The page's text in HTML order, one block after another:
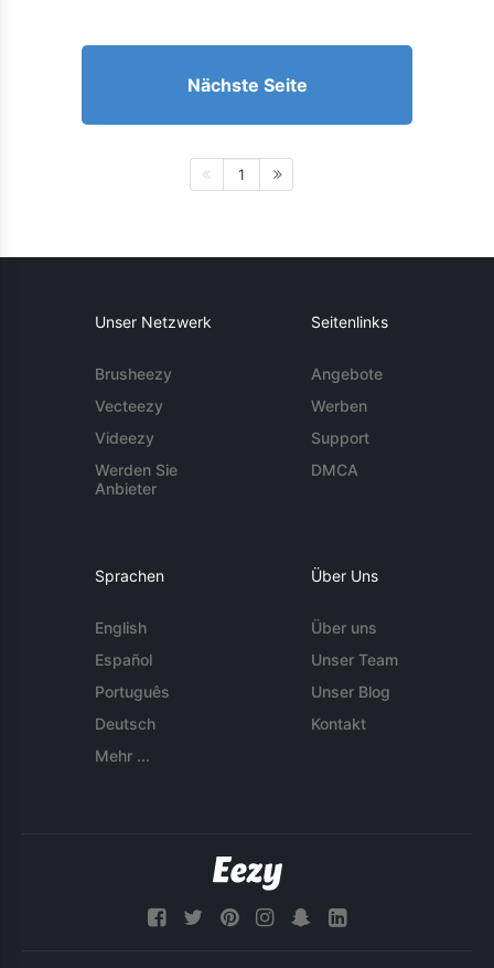
Nächste Seite
1
Unser Netzwerk
Brusheezy
Vecteezy
Videezy
Werden Sie
Anbieter
Seitenlinks
Angebote
Werben
Support
DMCA
Sprachen
English
Español
Português
Deutsch
Mehr ...
Über Uns
Über uns
Unser Team
Unser Blog
Kontakt